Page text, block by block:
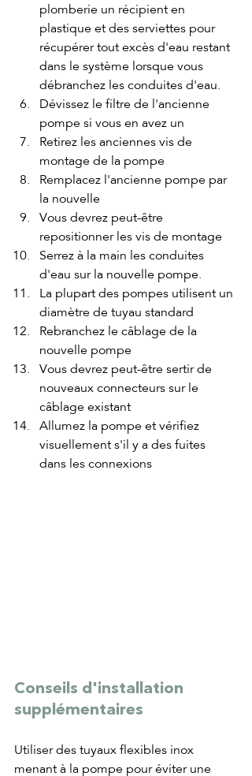
plomberie un récipient en
plastique et des serviettes pour
récupérer tout excès d'eau restant
dans le système lorsque vous
débranchez les conduites d'eau.
Dévissez le filtre de l'ancienne
pompe si vous en avez un
Retirez les anciennes vis de
montage de la pompe
Remplacez l'ancienne pompe par
la nouvelle
Vous devrez peut-être
repositionner les vis de montage
Serrez à la main les conduites
d'eau sur la nouvelle pompe.
La plupart des pompes utilisent un
diamètre de tuyau standard
Rebranchez le câblage de la
nouvelle pompe
Vous devrez peut-être sertir de
nouveaux connecteurs sur le
câblage existant
Allumez la pompe et vérifiez
visuellement s'il y a des fuites
dans les connexions
Conseils d'installation
supplémentaires
Utiliser des tuyaux flexibles inox
menant à la pompe pour éviter une